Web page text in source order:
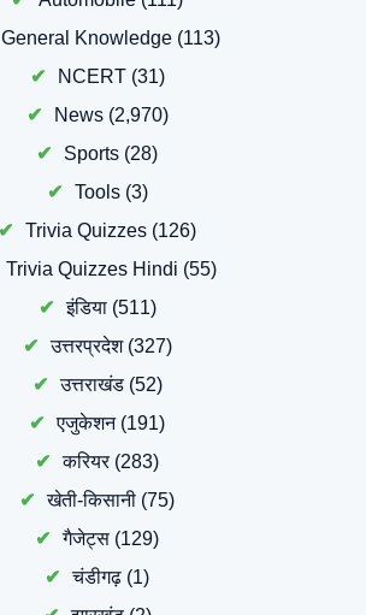
General Knowledge (113)
NCERT(31)
News(2,970)
Sports (28)
Tools(3)
Trivia Quizzes (126)
Trivia Quizzes Hindi (55)
इंडिया(511)
उत्तरप्रदेश(327)
उत्तराखंड(52)
एजुकेशन(191)
करियर(283)
खेती-किसानी (75)
गैजेट्स (129)
चंडीगढ़ (1)